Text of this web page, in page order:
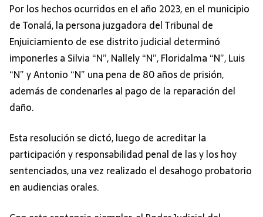
Por los hechos ocurridos en el año 2023, en el municipio
de Tonalá, la persona juzgadora del Tribunal de
Enjuiciamiento de ese distrito judicial determinó
imponerles a Silvia “N”, Nallely “N”, Floridalma “N”, Luis
“N” y Antonio “N” una pena de 80 años de prisión,
además de condenarles al pago de la reparación del
daño.
Esta resolución se dictó, luego de acreditar la
participación y responsabilidad penal de las y los hoy
sentenciados, una vez realizado el desahogo probatorio
en audiencias orales.